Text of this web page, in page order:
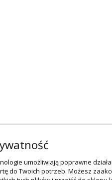
umożliwiają poprawne
do Twoich potrzeb. Możesz